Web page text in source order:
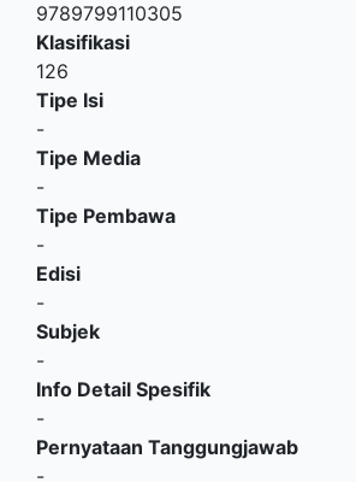
9789799110305
Klasifikasi
126
Tipe Isi
-
Tipe Media
-
Tipe Pembawa
-
Edisi
-
Subjek
-
Info Detail Spesifik
-
Pernyataan Tanggungjawab
-